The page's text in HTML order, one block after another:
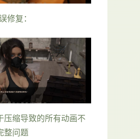
修复：
压缩导致的所有动画不
整问题